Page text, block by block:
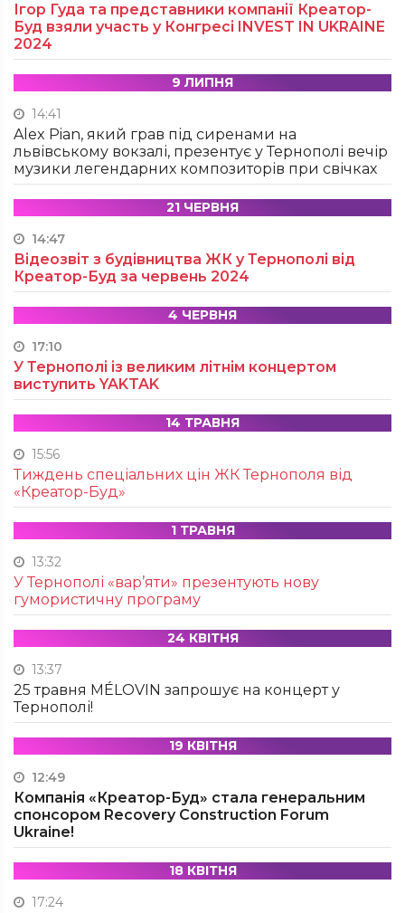
Ігор Гуда та представники компанії Креатор-
Буд взяли участь у Конгресі INVEST IN UKRAINE
2024
9 ЛИПНЯ
14:41
Alex Pian, який грав під сиренами на
львівському вокзалі, презентує у Тернополі вечір
музики легендарних композиторів при свічках
21 ЧЕРВНЯ
14:47
Відеозвіт з будівництва ЖК у Тернополі від
Креатор-Буд за червень 2024
4 ЧЕРВНЯ
17:10
У Тернополі із великим літнім концертом
виступить YAKTAK
14 ТРАВНЯ
15:56
Тиждень спеціальних цін ЖК Тернополя від
«Креатор-Буд»
1 ТРАВНЯ
13:32
У Тернополі «вар’яти» презентують нову
гумористичну програму
24 КВІТНЯ
13:37
25 травня MÉLOVIN запрошує на концерт у
Тернополі!
19 КВІТНЯ
12:49
Компанія «Креатор-Буд» стала генеральним
спонсором Recovery Construction Forum
Ukraine!
18 КВІТНЯ
17:24